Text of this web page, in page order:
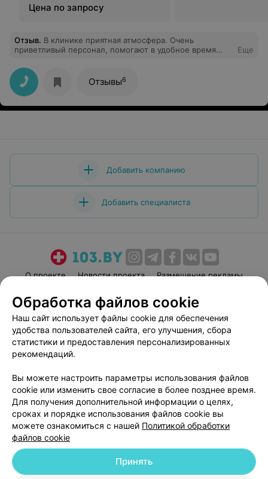
Цена по запросу
Отзыв. В клинике приятная атмосфера. Очень
приветливый персонал, помогают в удобное время
своем деле. Большой спектр оказываемых услуг.
Рекомендую к посещению.
Еще
Отзывы6
Добавить компанию
Добавить специалиста
О проекте Новости проекта
Размещение рекламы
Пользовательское соглашение
Способы оплаты
Вакансии
Партнеры
Написать руководителю 103.by
Персональные настройки cookie
Обработка персональных данных
© 2026 ООО «Артокс Лаб», УНП 191700409| 220012, Республика Беларусь,
Обработка файлов cookie
Наш сайт использует файлы cookie для обеспечения
удобства пользователей сайта, его улучшения, сбора
статистики и предоставления персонализированных
рекомендаций.
Вы можете настроить параметры использования файлов
cookie или изменить свое согласие в более позднее время.
Для получения дополнительной информации о целях,
сроках и порядке использования файлов cookie вы
можете ознакомиться с нашей Политикой обработки
файлов cookie
Принять